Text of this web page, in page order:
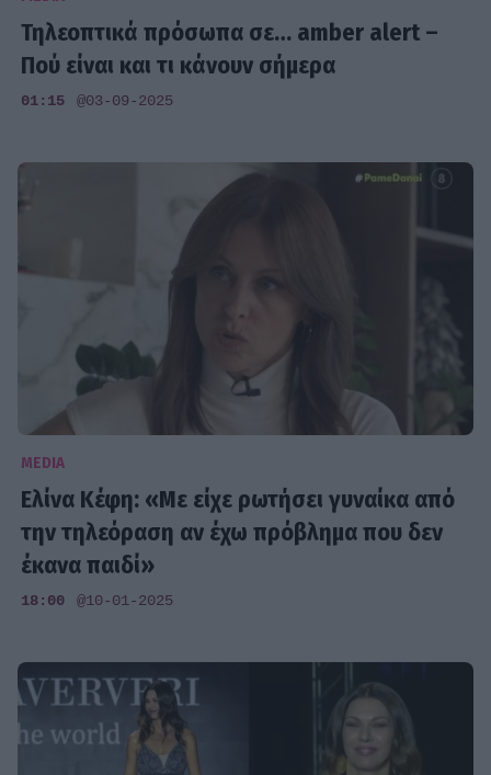
Τηλεοπτικά πρόσωπα σε… amber alert –
Πού είναι και τι κάνουν σήμερα
01:15 @03-09-2025
MEDIA
Ελίνα Κέφη: «Με είχε ρωτήσει γυναίκα από
την τηλεόραση αν έχω πρόβλημα που δεν
έκανα παιδί»
18:00 @10-01-2025